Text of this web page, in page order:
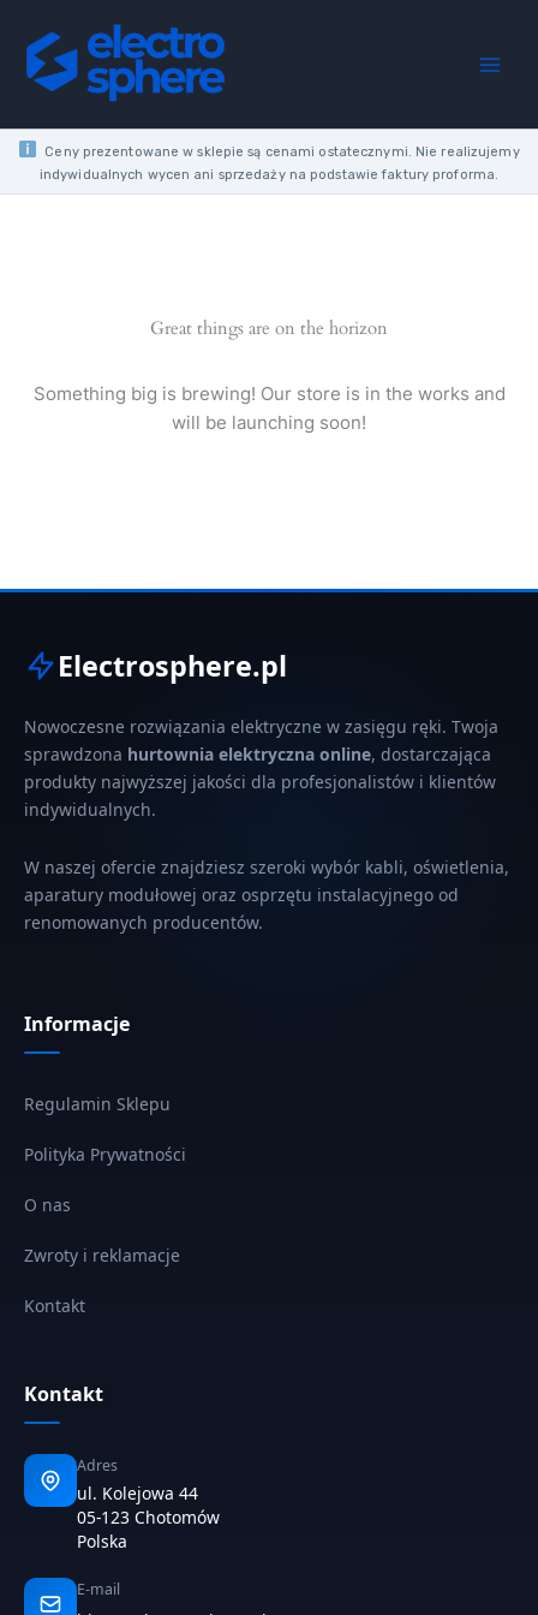
content
Ceny prezentowane w sklepie są cenami ostatecznymi. Nie realizujemy
indywidualnych wycen ani sprzedaży na podstawie faktury proforma.
Great things are on the horizon
Something big is brewing! Our store is in the works and
will be launching soon!
Electrosphere.pl
Nowoczesne rozwiązania elektryczne w zasięgu ręki. Twoja
sprawdzona hurtownia elektryczna online, dostarczająca
produkty najwyższej jakości dla profesjonalistów i klientów
indywidualnych.
W naszej ofercie znajdziesz szeroki wybór kabli, oświetlenia,
aparatury modułowej oraz osprzętu instalacyjnego od
renomowanych producentów.
Informacje
Regulamin Sklepu
Polityka Prywatności
O nas
Zwroty i reklamacje
Kontakt
Kontakt
Adres
ul. Kolejowa 44
05-123 Chotomów
Polska
E-mail
4M
30MA
A
6KA